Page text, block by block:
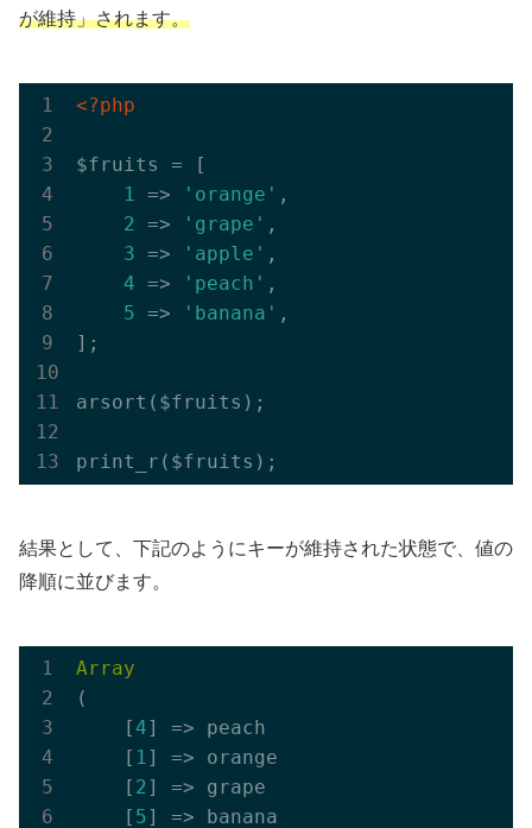
が維持」されます。
<?php
$fruits = [
1 => 'orange' ,
2 => 'grape' ,
3 => 'apple' ,
4 => 'peach' ,
5 => 'banana' ,
];
arsort($fruits);
結果として、下記のようにキーが維持された状態で、値の
降順に並びます。
Array
(
    [
4] => peach
    [
1] => orange
    [
2] => grape
    [
5] => banana